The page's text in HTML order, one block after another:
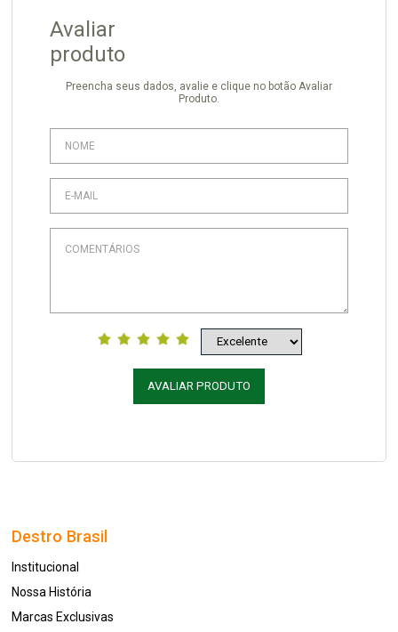
Avaliar
produto
Preencha seus dados, avalie e clique no botão Avaliar
Produto.
AVALIAR PRODUTO
Destro Brasil
Institucional
Nossa História
Marcas Exclusivas